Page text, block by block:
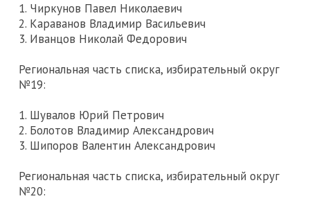
1. Чиркунов Павел Николаевич
2. Караванов Владимир Васильевич
3. Иванцов Николай Федорович
Региональная часть списка, избирательный округ
№19:
1. Шувалов Юрий Петрович
2. Болотов Владимир Александрович
3. Шипоров Валентин Александрович
Региональная часть списка, избирательный округ
№20: